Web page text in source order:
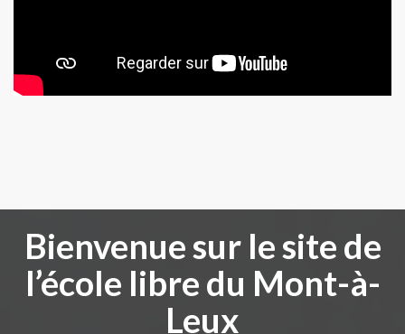
Bienvenue sur le site de
l’école libre du Mont-à-
Leux